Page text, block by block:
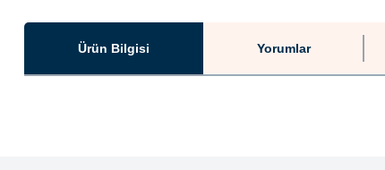
Ürün Bilgisi Yorumlar